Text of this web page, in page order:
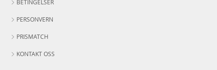
BETINGELSER
PERSONVERN
PRISMATCH
KONTAKT OSS